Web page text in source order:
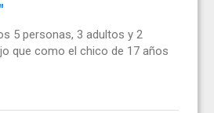
5 personas, 3 adultos y 2
que como el chico de 17 años